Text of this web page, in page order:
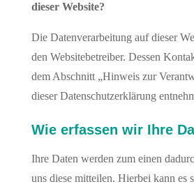
dieser Website?
Die Datenverarbeitung auf dieser
den Websitebetreiber. Dessen
dem Abschnitt „Hinweis zur
dieser Datenschutzerklärung
Wie erfassen wir Ihre
Ihre Daten werden zum einen
uns diese mitteilen. Hierbei kann es